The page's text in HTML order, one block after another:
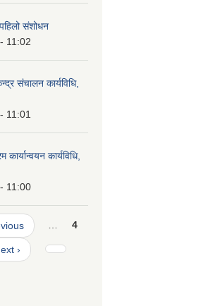
संशोधन
11:02
संचालन कार्यविधि,
11:01
कार्यविधि,
11:00
… 4
›